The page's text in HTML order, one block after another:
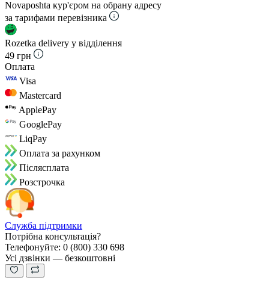
Novaposhta кур'єром на обрану адресу
за тарифами перевізника
Rozetka delivery у відділення
49 грн
Оплата
Visa
Mastercard
ApplePay
GooglePay
LiqPay
Оплата за рахунком
Пiслясплата
Розстрочка
Служба підтримки
Потрібна консультація?
Телефонуйте: 0 (800) 330 698
Усі дзвінки — безкоштовні